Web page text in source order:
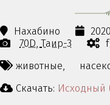
Нахабино
70D Таир-3
животные,
Скачать: Исходный